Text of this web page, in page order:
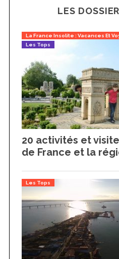
LES
La France Insolite : Vacances Et
Les Tops
20 activités et
de France et la
Les Tops